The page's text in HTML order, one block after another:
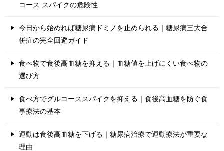
コース スパイクの危険性
今日から始めれば糖尿病ドミノを止められる｜糖尿病三大合
併症の完全回避ガイド
食べ物で食後高血糖を抑える｜血糖値を上げにくい食べ物の
選び方
食べ方でグルコーススパイクを抑える｜食後高血糖を防ぐ食
事療法の基本
運動は食後高血糖を下げる｜糖尿病治療で運動療法が重要な
理由